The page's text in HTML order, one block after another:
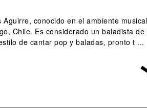
conocido en el ambiente
Chile. Es considerado un baladista
de cantar pop y baladas, pronto t ...